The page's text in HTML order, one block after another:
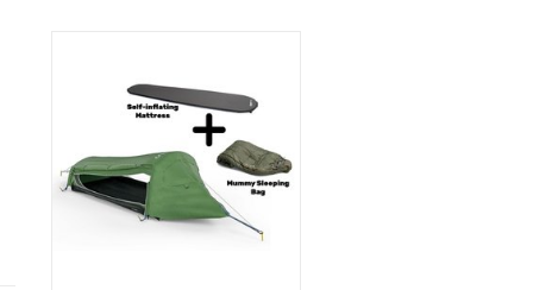
es, das beste Allround- und
Allwetterzelt für eine Person zu
sein und letztendlich "4 Camping
Essentials in One" zu bieten. Und
es hat sich immer wieder als
mehr als erfolgreich erwiesen.